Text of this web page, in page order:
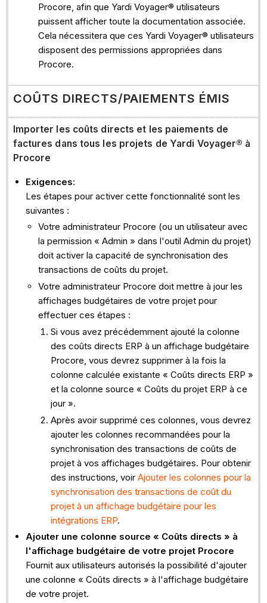
Procore, afin que Yardi Voyager® utilisateurs
puissent afficher toute la documentation associée.
Cela nécessitera que ces Yardi Voyager® utilisateurs
disposent des permissions appropriées dans
Procore.
COÛTS DIRECTS/PAIEMENTS ÉMIS
Importer les coûts directs et les paiements de
factures dans tous les projets de Yardi Voyager® à
Procore
Exigences:
Les étapes pour activer cette fonctionnalité sont les
suivantes :
Votre administrateur Procore (ou un utilisateur avec
la permission « Admin » dans l'outil Admin du projet)
doit activer la capacité de synchronisation des
transactions de coûts du projet.
Votre administrateur Procore doit mettre à jour les
affichages budgétaires de votre projet pour
effectuer ces étapes :
Si vous avez précédemment ajouté la colonne
des coûts directs ERP à un affichage budgétaire
Procore, vous devrez supprimer à la fois la
colonne calculée existante « Coûts directs ERP »
et la colonne source « Coûts du projet ERP à ce
jour ».
Après avoir supprimé ces colonnes, vous devrez
ajouter les colonnes recommandées pour la
synchronisation des transactions de coûts de
projet à vos affichages budgétaires. Pour obtenir
des instructions, voir Ajouter les colonnes pour la
synchronisation des transactions de coût du
projet à un affichage budgétaire pour les
intégrations ERP.
Ajouter une colonne source « Coûts directs » à
l'affichage budgétaire de votre projet Procore
Fournit aux utilisateurs autorisés la possibilité d'ajouter
une colonne « Coûts directs » à l'affichage budgétaire
de votre projet.